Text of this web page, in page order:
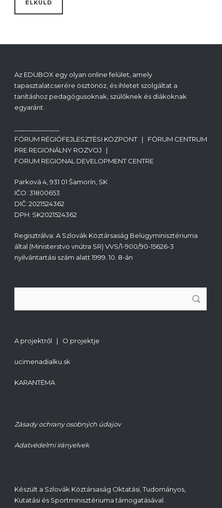
Az EDUBOX egy olyan online felület, amely
tapasztalatcserére ösztönöz, és ihletet szolgáltat a
tanításhoz pedagógusoknak, szülőknek és diákoknak
egyaránt.
FÓRUM RÉGIÓFEJLESZTÉSI KÖZPONT | FÓRUM CENTRUM
PRE REGIONÁLNY ROZVOJ |
FORUM REGIONAL DEVELOPMENT CENTRE
Parková 4, 931 01 Šamorín, SK
IČO: 31800653
DIČ: 2021524362
DPH: SK2021524362
Regisztrálva: A Szlovák Köztársaság Belügyminisztériuma
által (Ministerstvo vnútra SR) VVS/1-900/90-15626-3
nyilvántartási szám alatt 1999. 10. 8-án
A projektről | O projektje
ucimenadialku.sk
KARANTÉMA
Zásady ochrany osobných údajov
Adatvédelmi irányelvek
Készült a Szlovák Köztársaság Oktatási, Tudományos,
Kutatási és Sportminisztériuma támogatásával.